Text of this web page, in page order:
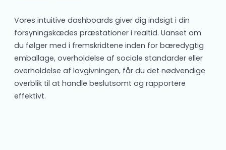
Vores intuitive dashboards giver dig indsigt i din
forsyningskædes præstationer i realtid. Uanset om
du følger med i fremskridtene inden for bæredygtig
emballage, overholdelse af sociale standarder eller
overholdelse af lovgivningen, får du det nødvendige
overblik til at handle beslutsomt og rapportere
effektivt.